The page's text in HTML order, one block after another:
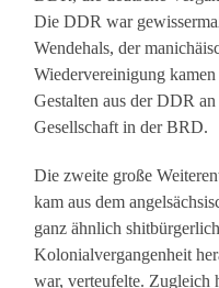
Die DDR war
Wendehals, der
Wiedervereinigung
Gestalten aus der DDR
Gesellschaft in der BRD.
Die zweite große
kam aus dem
ganz ähnlich
Kolonialvergangenheit
war, verteufelte. Zugleich